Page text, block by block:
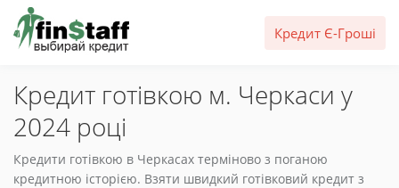
Кредит Є-Гроші
Кредит готівкою м. Черкаси у
2024 році
Кредити готівкою в Черкасах терміново з поганою
кредитною історією. Взяти швидкий готівковий кредит з